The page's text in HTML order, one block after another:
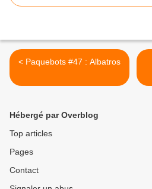
< Paquebots #47 : Albatros
Hébergé par Overblog
Top articles
Pages
Contact